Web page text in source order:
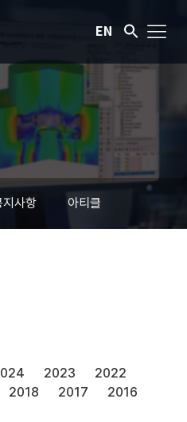
EN
지사항 아티클
2023
2022
2018 2017
2016